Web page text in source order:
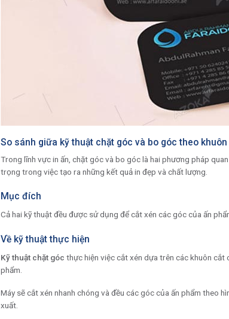
So sánh giữa kỹ thuật chặt góc và bo góc theo khuôn
Trong lĩnh vực in ấn, chặt góc và bo góc là hai phương pháp
trọng trong việc tạo ra những kết quả in đẹp và chất lượng.
Mục đích
Cả hai kỹ thuật đều được sử dụng để cắt xén các góc của ấn
Về kỹ thuật thực hiện
Kỹ thuật chặt góc thực hiện việc cắt xén dựa trên các khuôn cắt
phẩm.
Máy sẽ cắt xén nhanh chóng và đều các góc của ấn phẩm theo
xuất.